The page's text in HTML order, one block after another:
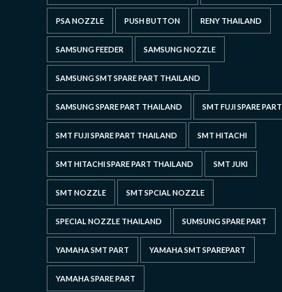
PSA NOZZLE PUSH BUTTON RENY THAILAND
SAMSUNG FEEDER SAMSUNG NOZZLE
SAMSUNG SMT SPARE PART THAILAND
SAMSUNG SPARE PART THAILAND SMT FUJI SPARE PART
SMT FUJI SPARE PART THAILAND SMT HITACHI
SMT HITACHI SPARE PART THAILAND SMT JUKI
SMT NOZZLE SMT SPCIAL NOZZLE
SPECIAL NOZZLE THAILAND SUMSUNG SPARE PART
YAMAHA SMT PART YAMAHA SMT SPAREPART
YAMAHA SPARE PART